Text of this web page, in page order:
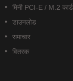
मिनी PCI-E / M.2 कार्ड
डाउनलोड
समाचार
वितरक